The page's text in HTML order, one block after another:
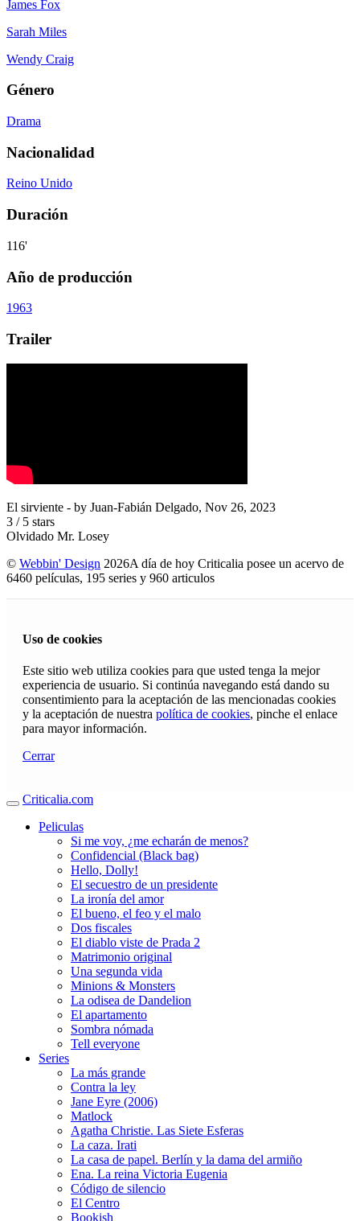
James Fox
Sarah Miles
Wendy Craig
Género
Drama
Nacionalidad
Reino Unido
Duración
116'
Año de producción
1963
Trailer
El sirviente - by Juan-Fabián Delgado, Nov 26, 2023
3 / 5 stars
Olvidado Mr. Losey
© Webbin' Design 2026A día de hoy Criticalia posee un acervo de
6460 películas, 195 series y 960 articulos
Uso de cookies
Este sitio web utiliza cookies para que usted tenga la mejor
experiencia de usuario. Si continúa navegando está dando su
consentimiento para la aceptación de las mencionadas cookies
y la aceptación de nuestra política de cookies, pinche el enlace
para mayor información.
Cerrar
Criticalia.com
Peliculas
Si me voy, ¿me echarán de menos?
Confidencial (Black bag)
Hello, Dolly!
El secuestro de un presidente
La ironía del amor
El bueno, el feo y el malo
Dos fiscales
El diablo viste de Prada 2
Matrimonio original
Una segunda vida
Minions & Monsters
La odisea de Dandelion
El apartamento
Sombra nómada
Tell everyone
Series
La más grande
Contra la ley
Jane Eyre (2006)
Matlock
Agatha Christie. Las Siete Esferas
La caza. Irati
La casa de papel. Berlín y la dama del armiño
Ena. La reina Victoria Eugenia
Código de silencio
El Centro
Bookish